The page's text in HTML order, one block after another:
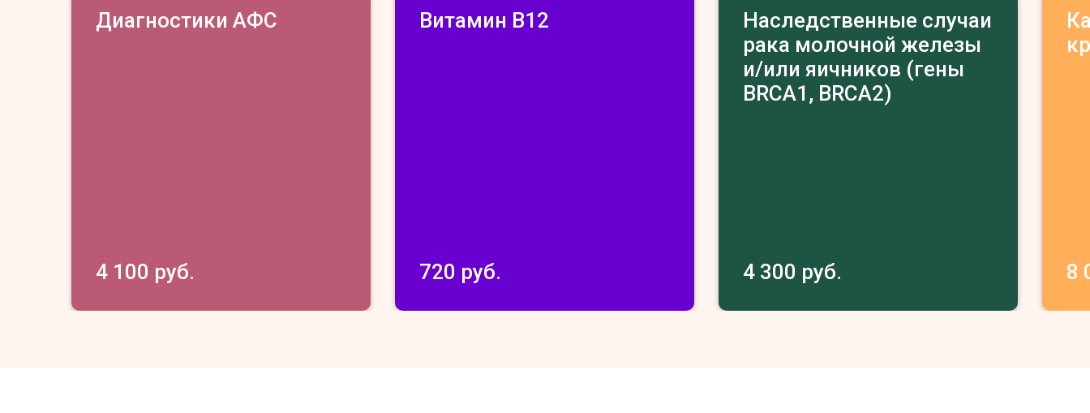
Диагностики АФС
4 100 руб.
Витамин В12
720 руб.
Наследственные случаи
рака молочной железы
и/или яичников (гены
BRCA1, BRCA2)
4 300 руб. 8